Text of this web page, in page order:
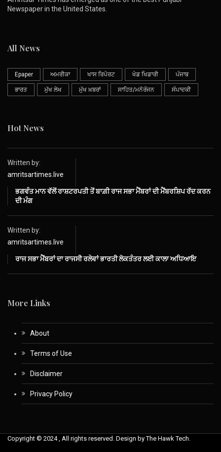
Newspaper in the United States.
All News
Epaper ਅਮਰੀਕਾ ਖਾਸ ਰਿਪੋਰਟ ਖੇਡ ਖਿਡਾਰੀ ਪੰਜਾਬ
ਭਾਰਤ ਮੁੱਖ ਲੇਖ ਮੁੱਖ ਖ਼ਬਰਾਂ ਸਾਹਿਤ/ਮਨੋਰੰਜਨ ਸੰਪਾਦਕੀ
Hot News
Written by:
amritsartimes.live
ਭਗਵੰਤ ਮਾਨ ਵੱਲੋਂ ਰਾਸ਼ਟਰਪਤੀ ਤੋਂ ਬਾਗ਼ੀ ਰਾਜ ਸਭਾ ਮੈਂਬਰਾਂ ਦੀ ਮੈਂਬਰਸ਼ਿਪ ਰੱਦ ਕਰਨ
ਦੀ ਮੰਗ
Written by:
amritsartimes.live
ਰਾਜ ਸਭਾ ਮੈਂਬਰਾਂ ਦਾ ਰਾਜਸੀ ਰਲੇਵਾਂ ਭਾਰਤੀ ਲੋਕਤੰਤਰ ਲਈ ਕਾਲਾ ਅਧਿਆਇ
More Links
About
Terms of Use
Disclaimer
Privacy Policy
Copyright © 2024 , All rights reserved. Design by The Hawk Tech.